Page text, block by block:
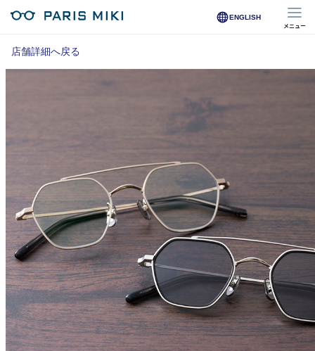
ENGLISH
メニュー
マイページ
オンラインショップ会員
※オンラインで会員登録された方
店舗を探す
店舗検索/来店予約
商品を探す
メガネ
レンズ
店舗詳細へ戻る